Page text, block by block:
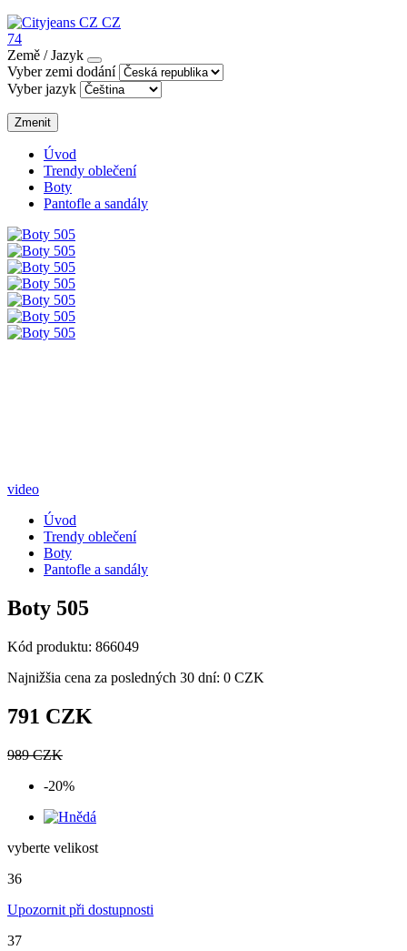
CZ
74
Země / Jazyk
Vyber zemi dodání
Vyber jazyk
Zmenit
Úvod
Trendy oblečení
Boty
Pantofle a sandály
video
Úvod
Trendy oblečení
Boty
Pantofle a sandály
Boty 505
Kód produktu: 866049
Najnižšia cena za posledných 30 dní: 0 CZK
791 CZK
989 CZK
-20%
vyberte velikost
36
Upozornit při dostupnosti
37